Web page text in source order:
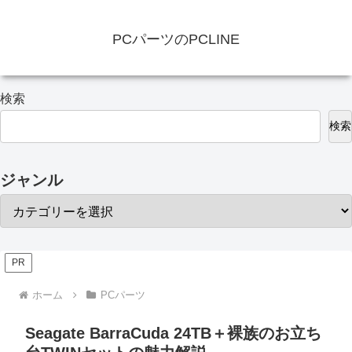
PCパーツのPCLINE
検索
検索
ジャンル
PR
ホーム PCパーツ
Seagate BarraCuda 24TB＋裸族のお立ち